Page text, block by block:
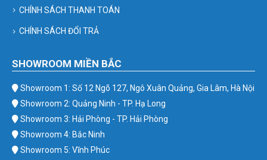
CHÍNH SÁCH THANH TOÁN
CHÍNH SÁCH ĐỔI TRẢ
SHOWROOM MIỀN BẮC
Showroom 1: Số 12 Ngõ 127, Ngô Xuân Quảng, Gia Lâm, Hà Nội
Showroom 2: Quảng Ninh - TP. Hạ Long
Showroom 3: Hải Phòng - TP. Hải Phòng
Showroom 4: Bắc Ninh
Showroom 5: Vĩnh Phúc